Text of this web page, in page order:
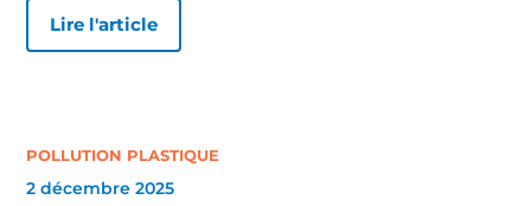
Lire l'article
POLLUTION PLASTIQUE
2 décembre 2025